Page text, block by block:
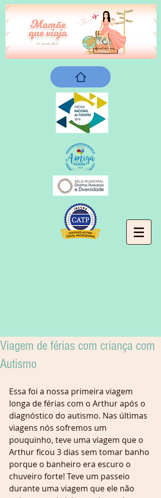
Viagem de férias com criança com
Autismo
Essa foi a nossa primeira viagem
longa de férias com o Arthur após o
diagnóstico do autismo. Nas últimas
viagens nós sofremos um
pouquinho, teve uma viagem que o
Arthur ficou 3 dias sem tomar banho
porque o banheiro era escuro o
chuveiro forte! Teve um passeio
durante uma viagem que ele não